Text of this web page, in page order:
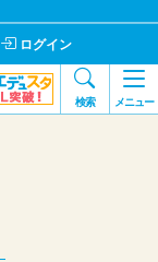
ログイン
検索 メニュー